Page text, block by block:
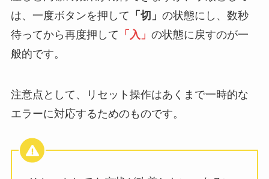
は、一度ボタンを押して 「切」 の状態にし、数秒
待ってから再度押して 「入」 の状態に戻すのが一
般的です。
注意点として、リセット操作はあくまで一時的な
エラーに対応するためのものです。